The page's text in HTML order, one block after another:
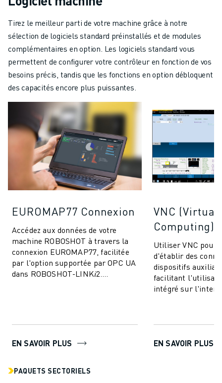
Tirez le meilleur parti de votre machine grâce à notre
sélection de logiciels standard préinstallés et de modules
complémentaires en option. Les logiciels standard vous
permettent de configurer votre contrôleur en fonction de vos
besoins précis, tandis que les fonctions en option débloquent
des capacités encore plus puissantes.
EUROMAP77 Connexion
Accédez aux données de votre
machine ROBOSHOT à travers la
connexion EUROMAP77, facilitée
par l'option supportée par OPC UA
dans ROBOSHOT-LINK𝑖2.
EN SAVOIR PLUS
VNC
Computing)
Utiliser VNC pour
d'établir des
dispositifs
facilitant
intégré sur
EN SAVOIR PLUS
PAQUETS SECTORIELS